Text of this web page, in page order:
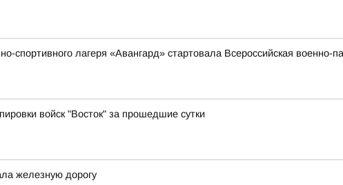
спортивного лагеря «Авангард» стартовала Всероссийская
войск "Восток" за прошедшие сутки
железную дорогу